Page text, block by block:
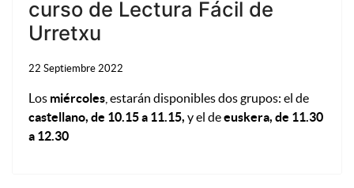
curso de Lectura Fácil de
Urretxu
22 Septiembre 2022
Los miércoles , estarán disponibles dos grupos: el de
castellano, de 10.15 a 11.15, y el deeuskera, de 11.30
a 12.30